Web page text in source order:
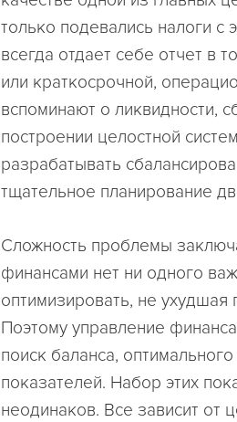
только подевались налоги с
всегда отдает себе отчет в
или краткосрочной,
вспоминают о ликвидности,
построении целостной
разрабатывать
тщательное планирование
Сложность проблемы
финансами нет ни одного
оптимизировать, не
Поэтому управление
поиск баланса,
показателей. Набор этих
неодинаков. Все зависит от